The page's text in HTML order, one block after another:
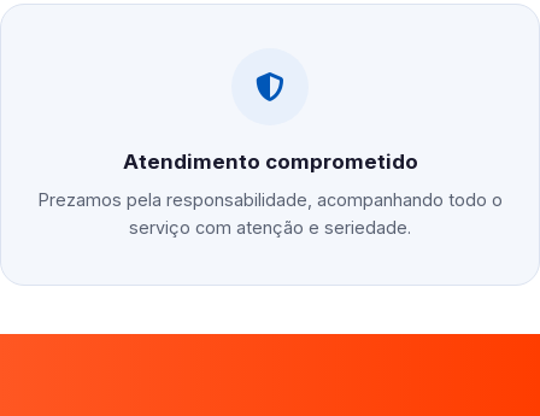
Atendimento comprometido
Prezamos pela responsabilidade, acompanhando todo o
serviço com atenção e seriedade.